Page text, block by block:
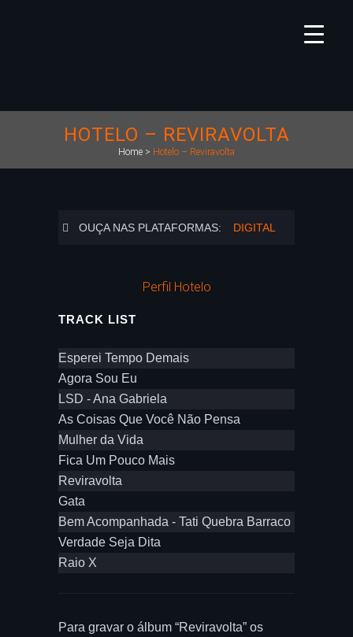
HOTELO – REVIRAVOLTA
Home > Hotelo – Reviravolta
OUÇA NAS PLATAFORMAS: DIGITAL
Perfil Hotelo
TRACK LIST
Esperei Tempo Demais
Agora Sou Eu
LSD - Ana Gabriela
As Coisas Que Você Não Pensa
Mulher da Vida
Fica Um Pouco Mais
Reviravolta
Gata
Bem Acompanhada - Tati Quebra Barraco
Verdade Seja Dita
Raio X
Para gravar o álbum “Reviravolta” os